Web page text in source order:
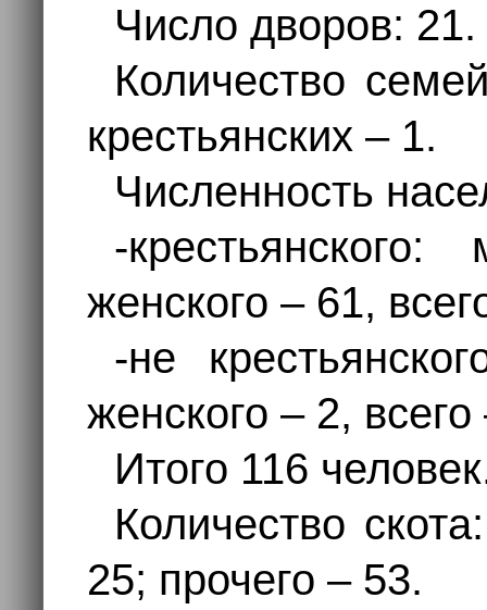
Число дворов: 21.
Количество
крестьянских – 1.
Численность
-
женского – 61,
-не
женского – 2,
Итого 116
Количество
25; прочего – 53.